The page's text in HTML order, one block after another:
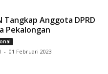
Tangkap Anggota DPRD
Pekalongan
- 01 Februari 2023